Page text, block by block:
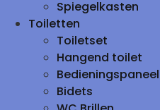
Spiegelkasten
Toiletten
Toiletset
Hangend toilet
Bidets